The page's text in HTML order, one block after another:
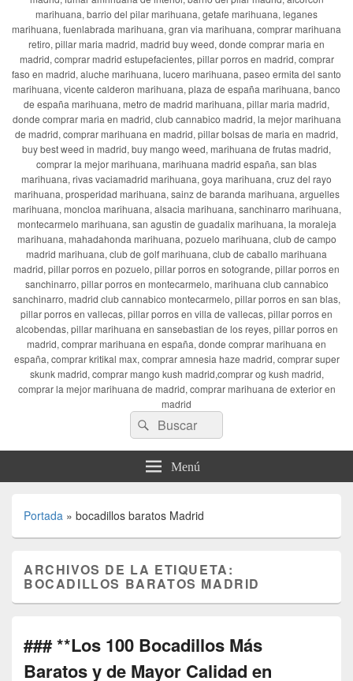
marihuana, barrio del pilar marihuana, getafe marihuana, leganes
marihuana, fuenlabrada marihuana, gran via marihuana, comprar marihuana
retiro, pillar maria madrid, madrid buy weed, donde comprar maria en
madrid, comprar madrid estupefacientes, pillar porros en madrid, comprar
faso en madrid, aluche marihuana, lucero marihuana, paseo ermita del santo
marihuana, vicente calderon marihuana, plaza de españa marihuana, banco
de españa marihuana, metro de madrid marihuana, pillar maria madrid,
donde comprar maria en madrid, club cannabico madrid, la mejor marihuana
de madrid, comprar marihuana en madrid, pillar bolsas de maria en madrid,
buy best weed in madrid, buy mango weed, marihuana de frutas madrid,
comprar la mejor marihuana, marihuana madrid españa, san blas
marihuana, rivas vaciamadrid marihuana, goya marihuana, cruz del rayo
marihuana, prosperidad marihuana, sainz de baranda marihuana, arguelles
marihuana, moncloa marihuana, alsacia marihuana, sanchinarro marihuana,
montecarmelo marihuana, san agustin de guadalix marihuana, la moraleja
marihuana, mahadahonda marihuana, pozuelo marihuana, club de campo
madrid marihuana, club de golf marihuana, club de caballo marihuana
madrid, pillar porros en pozuelo, pillar porros en sotogrande, pillar porros en
sanchinarro, pillar porros en montecarmelo, marihuana club cannabico
sanchinarro, madrid club cannabico montecarmelo, pillar porros en san blas,
pillar porros en vallecas, pillar porros en villa de vallecas, pillar porros en
alcobendas, pillar marihuana en sansebastian de los reyes, pillar porros en
madrid, comprar marihuana en españa, donde comprar marihuana en
españa, comprar kritikal max, comprar amnesia haze madrid, comprar super
skunk madrid, comprar mango kush madrid,comprar og kush madrid,
comprar la mejor marihuana de madrid, comprar marihuana de exterior en
madrid
Buscar
por:
Buscar
Menú
Portada » bocadillos baratos Madrid
ARCHIVOS DE LA ETIQUETA:
BOCADILLOS BARATOS MADRID
### **Los 100 Bocadillos Más
Baratos y de Mayor Calidad en